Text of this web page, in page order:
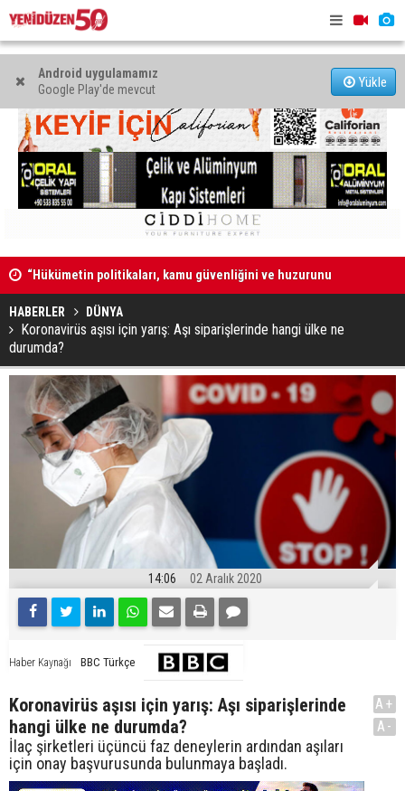
Android uygulamamız
Google Play'de mevcut
Yükle
“Hükümetin politikaları, kamu güvenliğini ve huzurunu
bozdu”
HABERLER DÜNYA
Koronavirüs aşısı için yarış: Aşı siparişlerinde hangi ülke ne
durumda?
14:06 02 Aralık 2020
Haber Kaynağı BBC Türkçe
Koronavirüs aşısı için yarış: Aşı siparişlerinde
hangi ülke ne durumda?
İlaç şirketleri üçüncü faz deneylerin ardından aşıları
için onay başvurusunda bulunmaya başladı.
A+
A-